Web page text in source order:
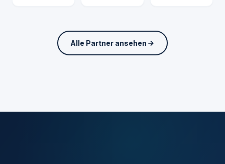
Alle Partner ansehen